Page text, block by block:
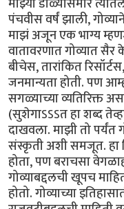
पंचवीस वर्षं झाली,
माझं अजून एक भाग्य
वातावरणात गोव्यात सैर
बीचेस, तारांकित
जनमान्यता होती. पण
सगळ्याच्या व्यतिरिक्त
(सुशेगाऽऽऽत हा शब्द
दाखवला. माझी तो पर्यंत
संस्कृती अशी समजूत. हा
होता, पण बराचसा
गोव्याबद्दलची खूपच
होतो. गोव्याच्या